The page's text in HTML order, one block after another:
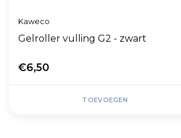
Kaweco
Gelroller vulling G2 - zwart
€6,50
TOEVOEGEN